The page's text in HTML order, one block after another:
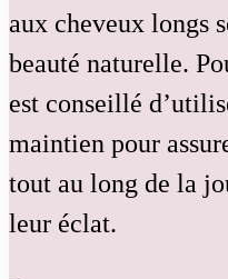
aux cheveux longs
beauté naturelle.
est conseillé
maintien pour
tout au long de la
leur éclat.